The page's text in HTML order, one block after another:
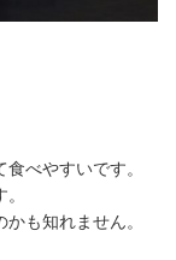
べやすいです。
も知れません。